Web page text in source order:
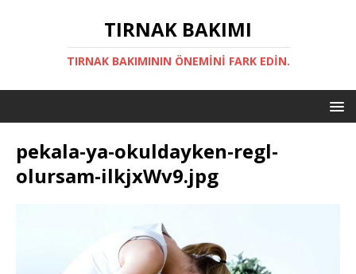
TIRNAK BAKIMI
TIRNAK BAKIMININ ÖNEMINI FARK EDIN.
pekala-ya-okuldayken-regl-
olursam-ilkjxWv9.jpg